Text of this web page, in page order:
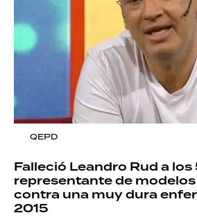
QEPD
Falleció Leandro Rud a los
representante de
contra una muy dura
2015